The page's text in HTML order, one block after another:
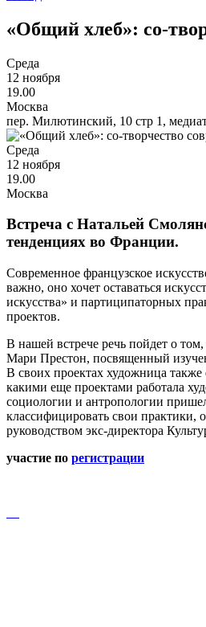
«Общий хлеб»: со-
Среда
12 ноября
19.00
Москва
пер. Милютинский, 10 стр 1,
Среда
12 ноября
19.00
Москва
Встреча с Натальей
тенденциях во Франции.
Современное французское
важно, оно хочет оставаться
искусства» и партиципаторных
проектов.
В нашей встрече речь пойдет о
Мари Престон, посвященный
В своих проектах художница
какими еще проектами работала
социологии и антропологии
классифицировать свои практики,
руководством экс-директора
участие по регистрации